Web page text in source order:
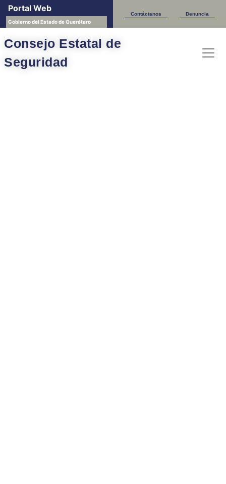
Portal Web
Gobierno del Estado de Querétaro
Contáctanos Denuncia
Consejo Estatal de
Seguridad